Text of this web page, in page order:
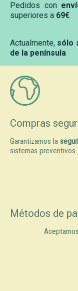
Pedidos con
superiores a 69€
Actualmente, sólo
de la península
Compras
Garantizamos la
sistemas preventivos
Métodos de
Aceptamos